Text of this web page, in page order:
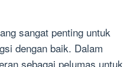
sangat penting untuk
dengan baik. Dalam
sebagai pelumas untuk